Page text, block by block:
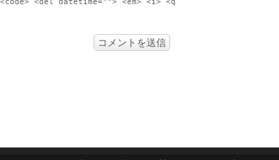
<del datetime=""> <em> <i> <q